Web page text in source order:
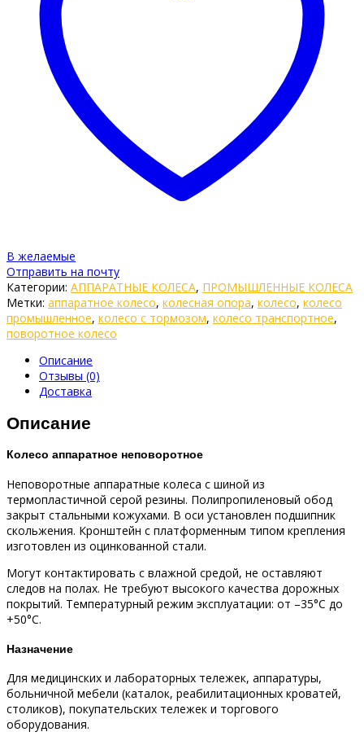
В желаемые
Отправить на почту
Категории: АППАРАТНЫЕ КОЛЕСА, ПРОМЫШЛЕННЫЕ КОЛЕСА
Метки: аппаратное колесо, колесная опора, колесо, колесо
промышленное, колесо с тормозом, колесо транспортное,
поворотное колесо
Описание
Отзывы (0)
Доставка
Описание
Колесо аппаратное неповоротное
Неповоротные аппаратные колеса с шиной из
термопластичной серой резины. Полипропиленовый обод
закрыт стальными кожухами. В оси установлен подшипник
скольжения. Кронштейн с платформенным типом крепления
изготовлен из оцинкованной стали.
Могут контактировать с влажной средой, не оставляют
следов на полах. Не требуют высокого качества дорожных
покрытий. Температурный режим эксплуатации: от –35°С до
+50°С.
Назначение
Для медицинских и лабораторных тележек, аппаратуры,
больничной мебели (каталок, реабилитационных кроватей,
столиков), покупательских тележек и торгового
оборудования.